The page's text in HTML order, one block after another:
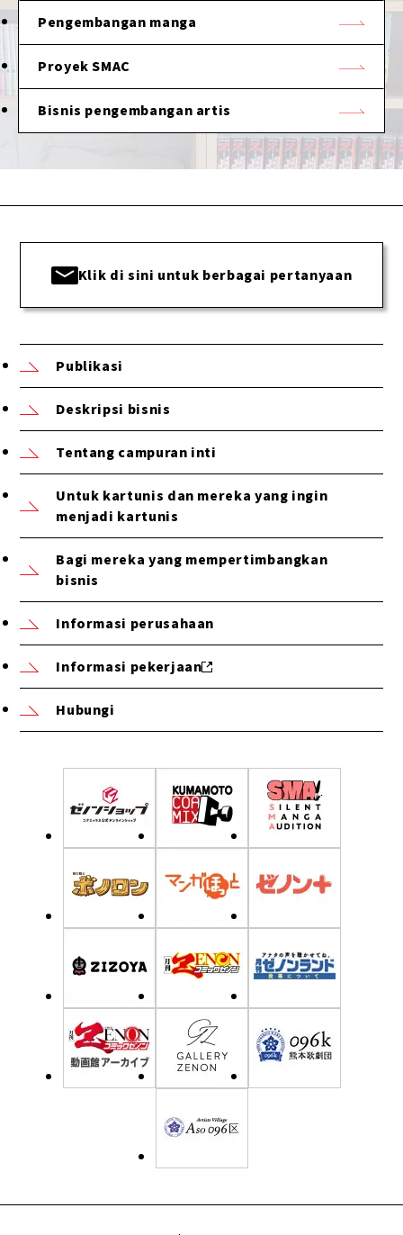
Pengembangan manga
Proyek SMAC
Bisnis pengembangan artis
Klik di sini untuk berbagai pertanyaan
Publikasi
Deskripsi bisnis
Tentang campuran inti
Untuk kartunis dan mereka yang ingin
menjadi kartunis
Bagi mereka yang mempertimbangkan
bisnis
Informasi perusahaan
Informasi pekerjaan
Hubungi